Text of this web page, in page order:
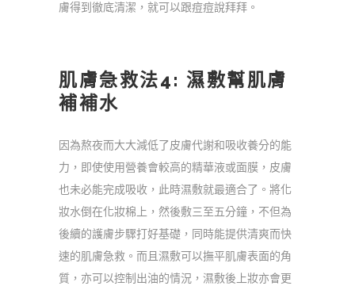
膚得到徹底清潔，就可以跟痘痘說拜拜。
肌膚急救法4: 濕敷幫肌膚
補補水
因為熬夜而大大減低了皮膚代謝和吸收養分的能
力，即使使用營養會較高的精華液或面膜，皮膚
也未必能完成吸收，此時濕敷就最適合了。將化
妝水倒在化妝棉上，然後敷三至五分鐘，不但為
後續的護膚步驟打好基礎，同時能提供清爽而快
速的肌膚急救。而且濕敷可以撫平肌膚表面的角
質，亦可以控制出油的情況，濕敷後上妝亦會更